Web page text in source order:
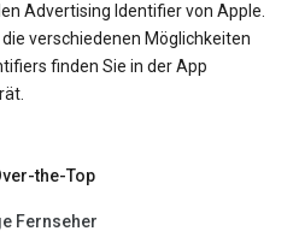
Advertising Identifier von Apple.
verschiedenen Möglichkeiten
finden Sie in der App
the-Top
Fernseher